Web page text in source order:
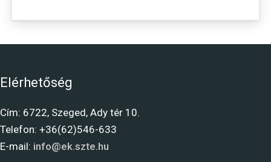
Elérhetőség
Cím: 6722, Szeged, Ady tér 10.
Telefon: +36(62)546-633
E-mail: info@ek.szte.hu